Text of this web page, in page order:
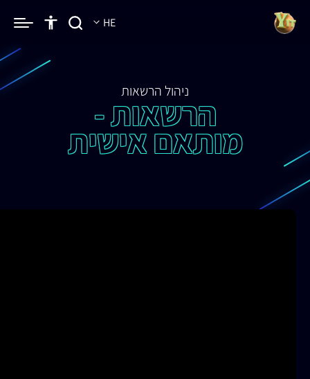
HE
ניהול הרשאות
הרשאות -
מותאם אישית